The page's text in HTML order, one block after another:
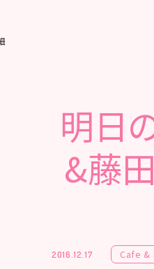
明日
&藤
2016.12.17 Cafe &